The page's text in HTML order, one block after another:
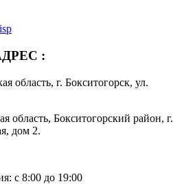
:
область, г. Бокситогорск, ул.
область, Бокситогорский район, г.
дом 2.
с 8:00 до 19:00